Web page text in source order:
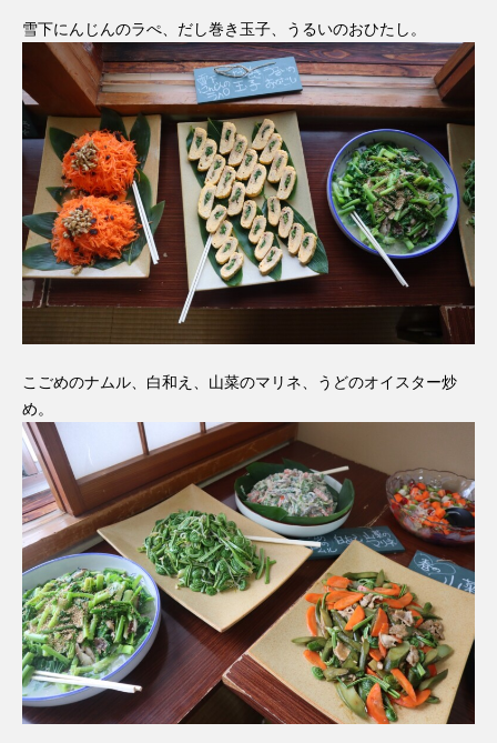
雪下にんじんのラぺ、だし巻き玉子、うるいのおひたし。
こごめのナムル、白和え、山菜のマリネ、うどのオイスター炒
め。